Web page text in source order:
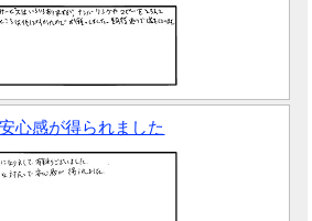
心感が得られました